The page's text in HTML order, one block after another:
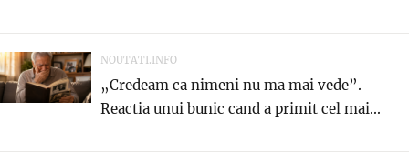
NOUTATI.INFO
„Credeam ca nimeni nu ma mai vede”.
Reactia unui bunic cand a primit cel mai...